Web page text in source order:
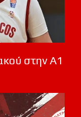
στην Α1